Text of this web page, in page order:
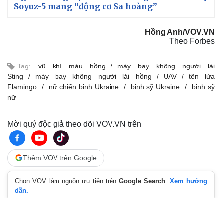
Soyuz-5 mang “động cơ Sa hoàng”
Hồng Anh/VOV.VN
Theo Forbes
Tag: vũ khí màu hồng
máy bay không người lái
Sting
máy bay không người lái hồng UAV
tên lửa
Flamingo
nữ chiến binh Ukraine binh sỹ Ukraine
binh sỹ
nữ
Mời quý độc giả theo dõi VOV.VN trên
Thêm VOV trên Google
Chọn VOV làm nguồn ưu tiên trênGoogle Search
Xem hướng
dẫn.